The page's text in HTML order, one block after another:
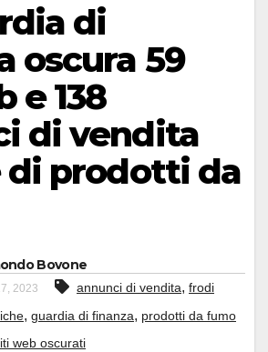
di
oscura 59
e 138
di vendita
di prodotti da
Bovone
2023 annunci di vendita, frodi
, guardia di finanza, prodotti da fumo
web oscurati